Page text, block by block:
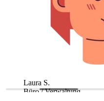
Laura S.
Büro / Verwaltung